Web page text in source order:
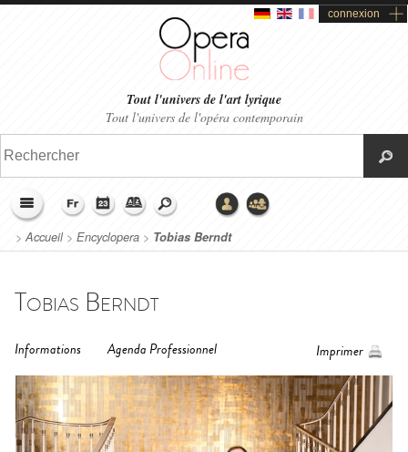
connexion
Tout l'univers de l'art lyrique
Tout l'univers de l'opéra contemporain
>Accueil> Encyclopera > Tobias Berndt
Tobias Berndt
Informations Agenda Professionnel Imprimer